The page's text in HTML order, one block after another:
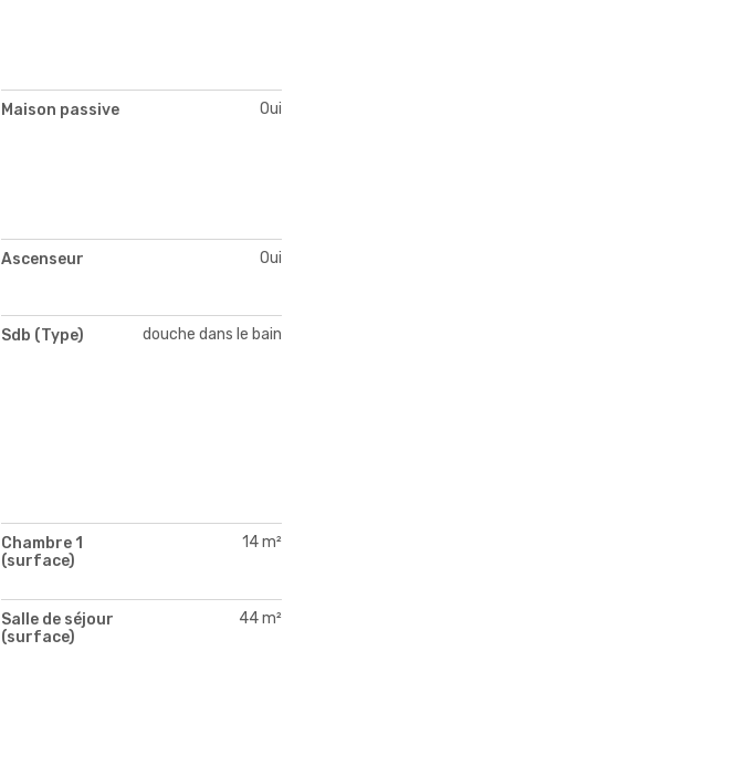
Maison passive Oui
Ascenseur Oui
Sdb (Type) douche dans le bain
Chambre 1
(surface)
14 m²
Salle de séjour
(surface)
44 m²